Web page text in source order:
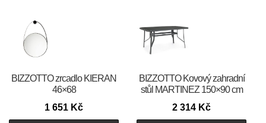
BIZZOTTO zrcadlo KIERAN
46×68
1 651 Kč
BIZZOTTO Kovový zahradní
stůl MARTINEZ 150×90 cm
2 314 Kč